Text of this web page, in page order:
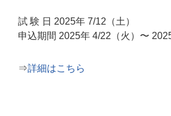
試 験 日 2025年 7/12（土）
申込期間 2025年 4/22（火）〜
⇒詳細はこちら